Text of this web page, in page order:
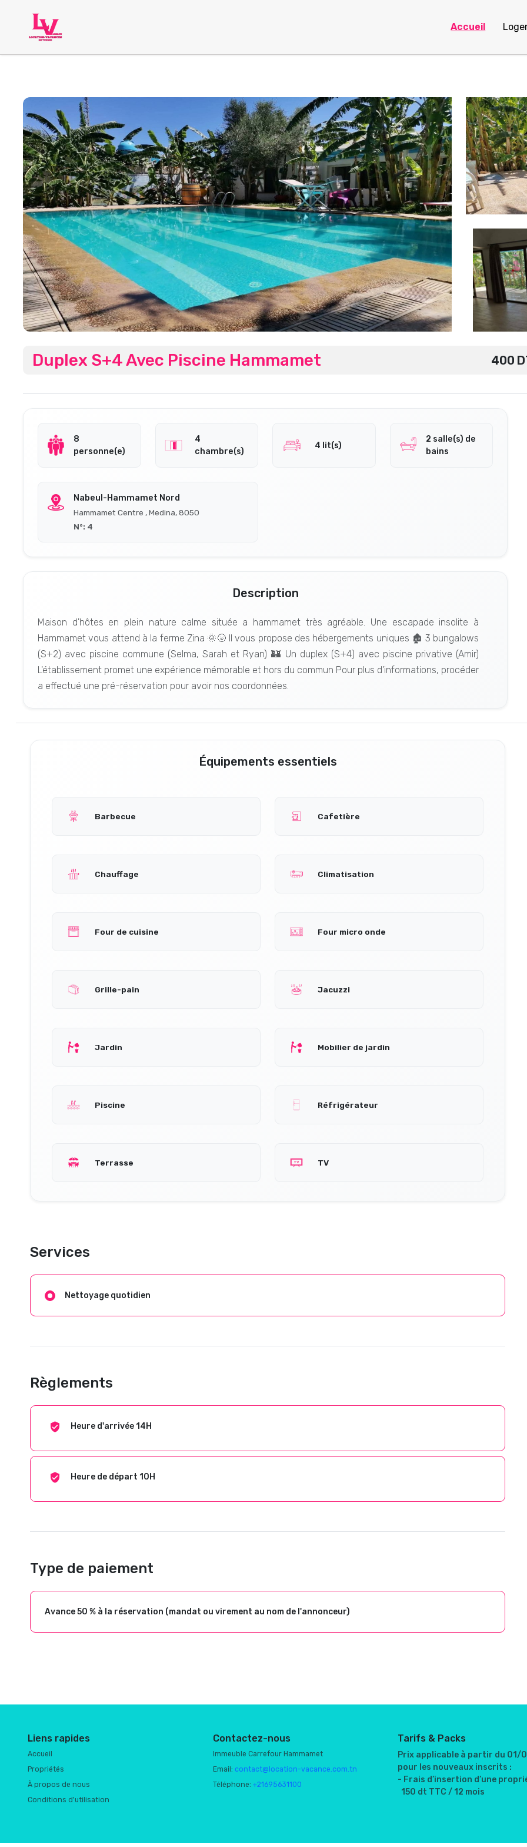
Accueil
Duplex S+4 Avec Piscine Hammamet 400
8
personne(e)
4
chambre(s)
4 lit(s)
2 salle(s) de
bains
Nabeul-Hammamet Nord
Hammamet Centre , Medina, 8050
N°: 4
Description
Maison d'hôtes en plein nature calme située a hammamet très agréable. Une escapade insolite à
Hammamet vous attend à la ferme Zina 🌞🌝 Il vous propose des hébergements uniques 🏚 3 bungalows
(S+2) avec piscine commune (Selma, Sarah et Ryan) 🏰 Un duplex (S+4) avec piscine privative (Amir)
L'établissement promet une expérience mémorable et hors du commun Pour plus d'informations, procéder
a effectué une pré-réservation pour avoir nos coordonnées.
Équipements essentiels
Barbecue Cafetière
Chauffage Climatisation
Four de cuisine Four micro onde
Grille-pain Jacuzzi
Jardin Mobilier de jardin
Piscine Réfrigérateur
Terrasse TV
Services
Nettoyage quotidien
Règlements
Heure d'arrivée 14H
Heure de départ 10H
Type de paiement
Avance 50 % à la réservation (mandat ou virement au nom de l'annonceur)
Liens rapides
Accueil
Propriétés
À propos de nous
Conditions d'utilisation
Contactez-nous
Immeuble Carrefour Hammamet
Email: contact@location-vacance.com.tn
Téléphone: +21695631100
Tarifs & Packs
Prix applicable à partir du 01/
pour les nouveaux inscrits :
- Frais d’insertion d’une
150 dt TTC / 12 mois